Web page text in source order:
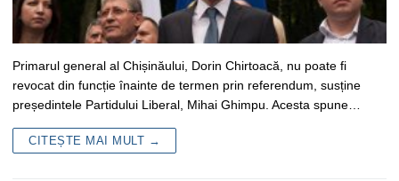
Primarul general al Chișinăului, Dorin Chirtoacă, nu poate fi
revocat din funcție înainte de termen prin referendum, susține
președintele Partidului Liberal, Mihai Ghimpu. Acesta spune…
CITEȘTE MAI MULT →